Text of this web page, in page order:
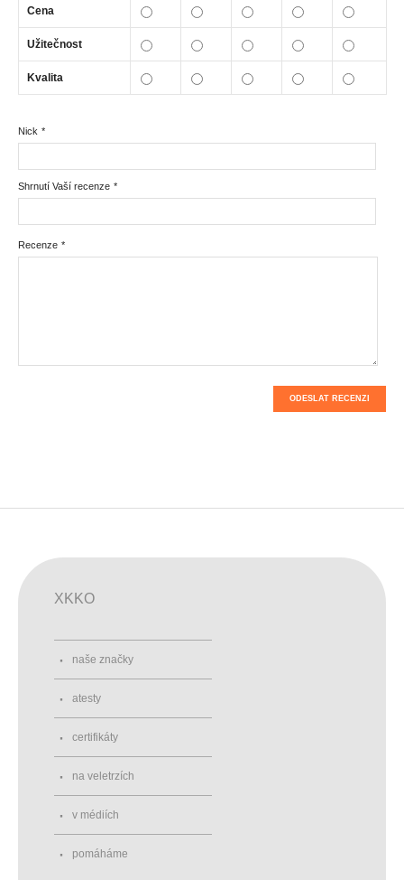
Cena
Užitečnost
Kvalita
*
Nick
*
Shrnutí Vaší recenze
*
Recenze
ODESLAT RECENZI
XKKO
naše značky
atesty
certifikáty
na veletrzích
v médiích
pomáháme